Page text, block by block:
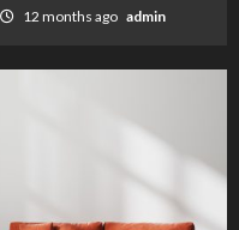
12 months ago admin